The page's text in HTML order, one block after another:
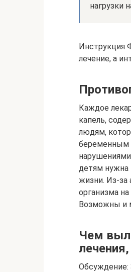
нагрузки
Инструкция
лечение, а
Каждое
капель,
людям,
беременным
детям нужна
жизни. Из-за
организма
Возможны и
Чем
Обсуждение: